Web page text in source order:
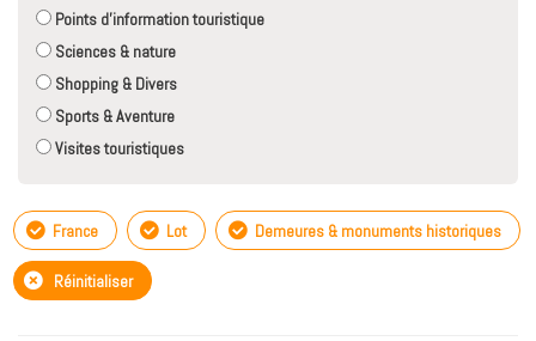
Points d'information touristique
Sciences & nature
Shopping & Divers
Sports & Aventure
Visites touristiques
France Lot Demeures & monuments historiques
Réinitialiser